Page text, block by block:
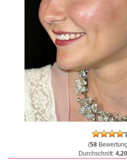
(58
Durchschnitt: 4,20